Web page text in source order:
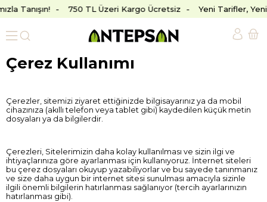
Tanışın! 750 TL Üzeri Kargo Ücretsiz Yeni Tarifler,
Çerez Kullanımı
Çerezler, sitemizi ziyaret ettiğinizde bilgisayarınız ya da mobil
cihazınıza (akıllı telefon veya tablet gibi) kaydedilen küçük metin
dosyaları ya da bilgilerdir.
Çerezleri, Sitelerimizin daha kolay kullanılması ve sizin ilgi ve
ihtiyaçlarınıza göre ayarlanması için kullanıyoruz. İnternet siteleri
bu çerez dosyaları okuyup yazabiliyorlar ve bu sayede tanınmanız
ve size daha uygun bir internet sitesi sunulması amacıyla sizinle
ilgili önemli bilgilerin hatırlanması sağlanıyor (tercih ayarlarınızın
hatırlanması gibi).